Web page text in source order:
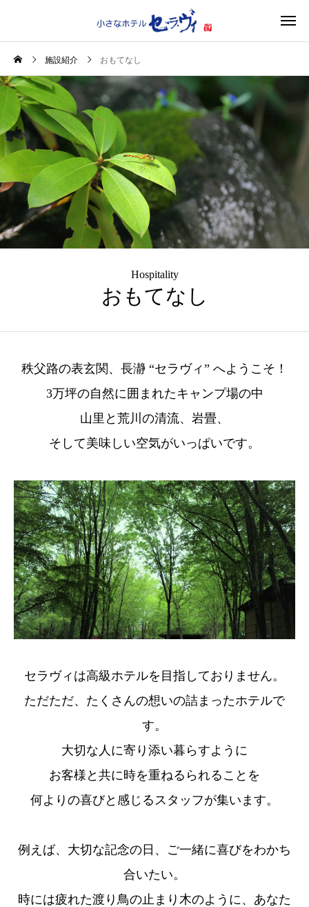
施設紹介 おもてなし
Hospitality
おもてなし
秩父路の表玄関、長瀞 “セラヴィ” へようこそ！
3万坪の自然に囲まれたキャンプ場の中
山里と荒川の清流、岩畳、
そして美味しい空気がいっぱいです。
セラヴィは高級ホテルを目指しておりません。
ただただ、たくさんの想いの詰まったホテルで
す。
大切な人に寄り添い暮らすように
お客様と共に時を重ねるられることを
何よりの喜びと感じるスタッフが集います。
例えば、大切な記念の日、ご一緒に喜びをわかち
合いたい。
時には疲れた渡り鳥の止まり木のように、あなた